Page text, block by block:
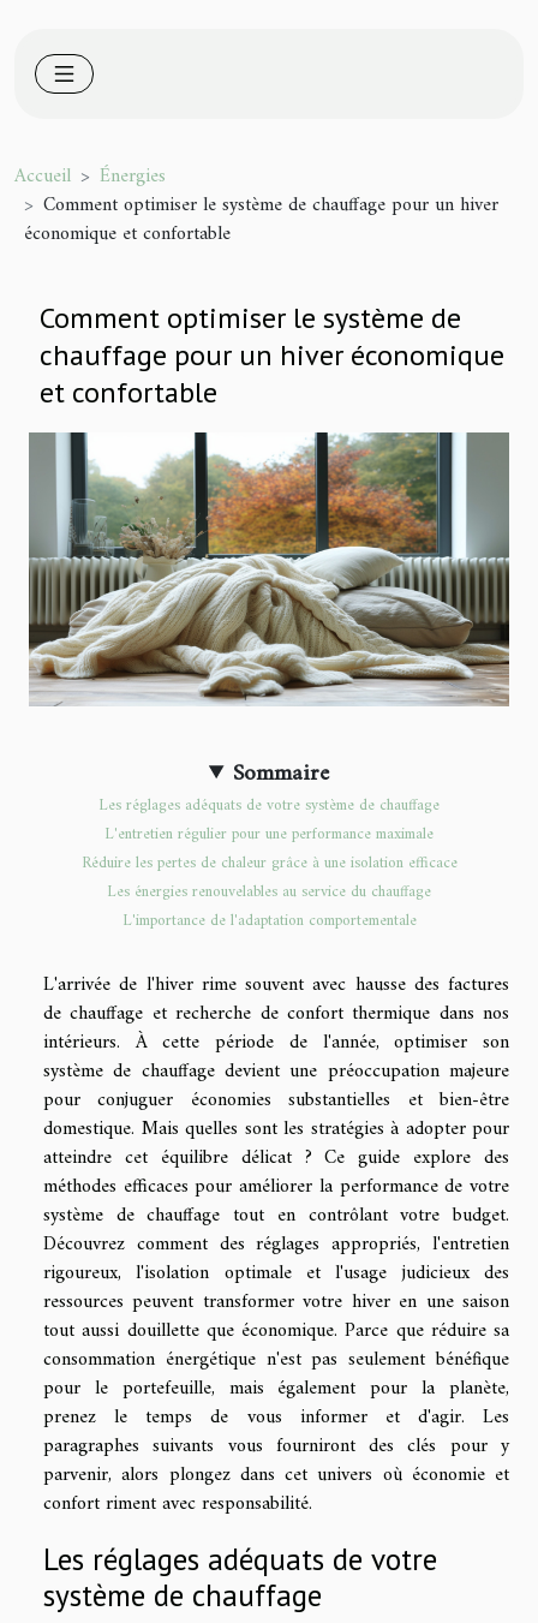
Accueil
Énergies
Comment optimiser le système de chauffage pour un hiver
économique et confortable
Comment optimiser le système de
chauffage pour un hiver économique
et confortable
Sommaire
Les réglages adéquats de votre système de chauffage
L'entretien régulier pour une performance maximale
Réduire les pertes de chaleur grâce à une isolation efficace
Les énergies renouvelables au service du chauffage
L'importance de l'adaptation comportementale
L'arrivée de l'hiver rime souvent avec hausse des factures
de chauffage et recherche de confort thermique dans nos
intérieurs. À cette période de l'année, optimiser son
système de chauffage devient une préoccupation majeure
pour conjuguer économies substantielles et bien-être
domestique. Mais quelles sont les stratégies à adopter pour
atteindre cet équilibre délicat ? Ce guide explore des
méthodes efficaces pour améliorer la performance de votre
système de chauffage tout en contrôlant votre budget.
Découvrez comment des réglages appropriés, l'entretien
rigoureux, l'isolation optimale et l'usage judicieux des
ressources peuvent transformer votre hiver en une saison
tout aussi douillette que économique. Parce que réduire sa
consommation énergétique n'est pas seulement bénéfique
pour le portefeuille, mais également pour la planète,
prenez le temps de vous informer et d'agir. Les
paragraphes suivants vous fourniront des clés pour y
parvenir, alors plongez dans cet univers où économie et
confort riment avec responsabilité.
Les réglages adéquats de votre
système de chauffage